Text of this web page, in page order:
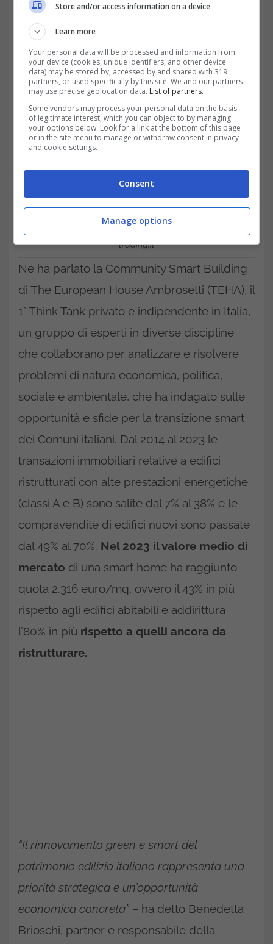
smart home potrebbe convincere anche i
più scettici.
trading.it
Ne ha parlato la Community Smart Building
di The European House Ambrosetti (TEHA), il
1° Think Tank privato e indipendente in Italia,
un gruppo di esperti in diverse discipline
che collaborano per analizzare e risolvere
problemi di natura economica, politica,
sociale e ambientale, che ha indagato sulle
opportunità e sfide per la transizione smart
dei Comuni italiani. Dal 2014 al 2023 le
transazioni immobiliari relative a edifici
ristrutturati con alte prestazioni energetiche
(classi A e B) sono salite dal 7% al 38% e le
compravendite di edifici nuovi sono passate
dal 49% al 70%. Nel 2023 il valore medio di
mercato di una smart home ha raggiunto
quota 2.316 euro/mq, ovvero il 43% in più
rispetto agli edifici abitabili e addirittura
l’80% in più rispetto a quelli ancora da
ristrutturare.
“Il rinnovamento green e smart del
patrimonio edilizio italiano rappresenta una
priorità strategica e un’opportunità
economica concreta” – ha detto Benedetta
Brioschi, partner e responsabile della
Store and/or access information on a device
Learn more
Your personal data will be processed and information from
your device (cookies, unique identifiers, and other device
data) may be stored by, accessed by and shared with 319
partners, or used specifically by this site. We and our partners
may use precise geolocation data. List of partners.
Some vendors may process your personal data on the basis
of legitimate interest, which you can object to by managing
your options below. Look for a link at the bottom of this page
or in the site menu to manage or withdraw consent in privacy
and cookie settings.
Consent
Manage options